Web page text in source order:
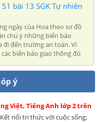
bài 13 SGK Tự nhiên
ngày của Hoa theo sơ đồ
chú ý những biển báo
đi đến trường an toàn. Vì
biển báo giao thông đó
ý
Việt, Tiếng Anh lớp 2 trên
nối tri thức với cuộc sống;